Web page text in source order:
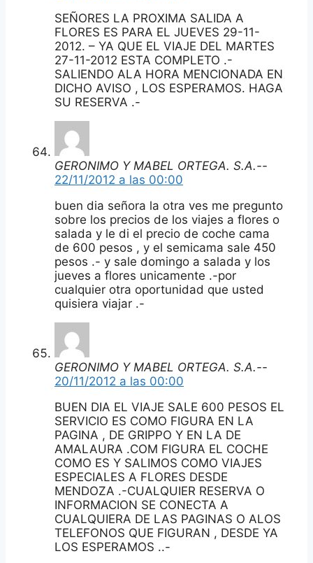
SEÑORES LA PROXIMA SALIDA A
FLORES ES PARA EL JUEVES 29-11-
2012. – YA QUE EL VIAJE DEL MARTES
27-11-2012 ESTA COMPLETO .-
SALIENDO ALA HORA MENCIONADA EN
DICHO AVISO , LOS ESPERAMOS. HAGA
SU RESERVA .-
GERONIMO Y MABEL ORTEGA. S.A.--
22/11/2012 a las 00:00
buen dia señora la otra ves me pregunto
sobre los precios de los viajes a flores o
salada y le di el precio de coche cama
de 600 pesos , y el semicama sale 450
pesos .- y sale domingo a salada y los
jueves a flores unicamente .-por
cualquier otra oportunidad que usted
quisiera viajar .-
GERONIMO Y MABEL ORTEGA. S.A.--
20/11/2012 a las 00:00
BUEN DIA EL VIAJE SALE 600 PESOS EL
SERVICIO ES COMO FIGURA EN LA
PAGINA , DE GRIPPO Y EN LA DE
AMALAURA .COM FIGURA EL COCHE
COMO ES Y SALIMOS COMO VIAJES
ESPECIALES A FLORES DESDE
MENDOZA .-CUALQUIER RESERVA O
INFORMACION SE CONECTA A
CUALQUIERA DE LAS PAGINAS O ALOS
TELEFONOS QUE FIGURAN , DESDE YA
LOS ESPERAMOS ..-